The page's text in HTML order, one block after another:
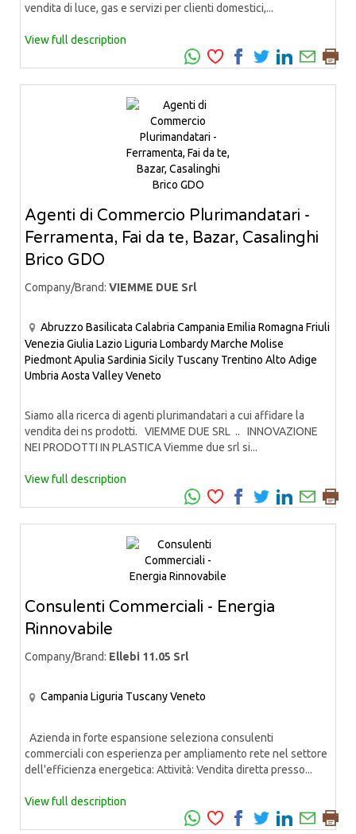
vendita di luce, gas e servizi per clienti domestici,...
View full description
Agenti di Commercio Plurimandatari -
Ferramenta, Fai da te, Bazar, Casalinghi
Brico GDO
Company/Brand: VIEMME DUE Srl
Abruzzo Basilicata Calabria Campania Emilia Romagna Friuli
Venezia Giulia Lazio Liguria LombardyMarche Molise
PiedmontApulia Sardinia Sicily Tuscany Trentino Alto Adige
Umbria Aosta ValleyVeneto
Siamo alla ricerca di agenti plurimandatari a cui affidare la
vendita dei ns prodotti. VIEMME DUE SRL .. INNOVAZIONE
NEI PRODOTTI IN PLASTICA Viemme due srl si...
View full description
Consulenti Commerciali - Energia
Rinnovabile
Company/Brand: Ellebi 11.05 Srl
Campania Liguria TuscanyVeneto
Azienda in forte espansione seleziona consulenti
commerciali con esperienza per ampliamento rete nel settore
dell'efficienza energetica: Attività: Vendita diretta presso...
View full description